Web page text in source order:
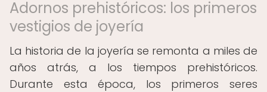
Adornos prehistóricos: los primeros
vestigios de joyería
La historia de la joyería se remonta a miles de
años atrás, a los tiempos prehistóricos.
Durante esta época, los primeros seres